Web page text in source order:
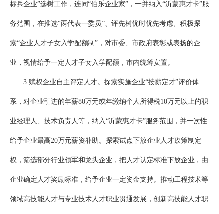
标兵企业”选树工作，连同“伯乐企业家”，一并纳入“沂蒙惠才卡”服
务范围，在推选“两代表一委员”、评先树优时优先考虑。积极探
索“企业人才子女入学配额制”，对市委、市政府表彰或表扬的企
业，视情给予一定人才子女入学配额，市内统筹安置。
3.赋权企业自主评定人才。探索实施企业“按薪定才”评价体
系，对企业引进的年薪80万元或年缴纳个人所得税10万元以上的职
业经理人、技术负责人等，纳入“沂蒙惠才卡”服务范围，并一次性
给予企业最高20万元薪资补助。探索试点下放企业人才政策制定
权，筛选部分行业领军和龙头企业，把人才认定标准下放企业，由
企业确定人才奖励标准，给予企业一定资金支持。推动工程技术等
领域高技能人才与专业技术人才职业贯通发展，创新高技能人才职